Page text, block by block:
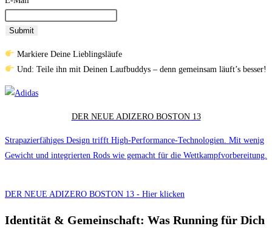
Submit
Markiere Deine Lieblingsläufe
Und: Teile ihn mit Deinen Laufbuddys – denn gemeinsam läuft’s besser!
DER NEUE ADIZERO BOSTON 13
Strapazierfähiges Design trifft High-Performance-Technologien. Mit wenig
Gewicht und integrierten Rods wie gemacht für die Wettkampfvorbereitung.
DER NEUE ADIZERO BOSTON 13 - Hier klicken
Identität & Gemeinschaft: Was Running für Dich